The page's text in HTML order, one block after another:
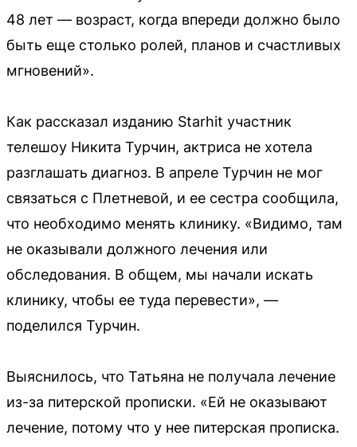
48 лет — возраст, когда впереди должно было
быть еще столько ролей, планов и счастливых
мгновений».
Как рассказал изданию Starhit участник
телешоу Никита Турчин, актриса не хотела
разглашать диагноз. В апреле Турчин не мог
связаться с Плетневой, и ее сестра сообщила,
что необходимо менять клинику. «Видимо, там
не оказывали должного лечения или
обследования. В общем, мы начали искать
клинику, чтобы ее туда перевести», —
поделился Турчин.
Выяснилось, что Татьяна не получала лечение
из-за питерской прописки. «Ей не оказывают
лечение, потому что у нее питерская прописка.